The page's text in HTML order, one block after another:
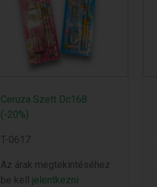
Ceruza Szett Dc168
(-20%)
T-0617
Az árak megtekintéséhez
be kell jelentkezni